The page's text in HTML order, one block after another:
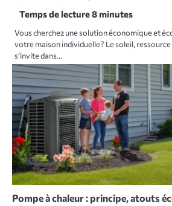
Vous cherchez une solution économique et
votre maison individuelle ? Le soleil,
s’invite dans…
Pompe à chaleur : principe, atouts